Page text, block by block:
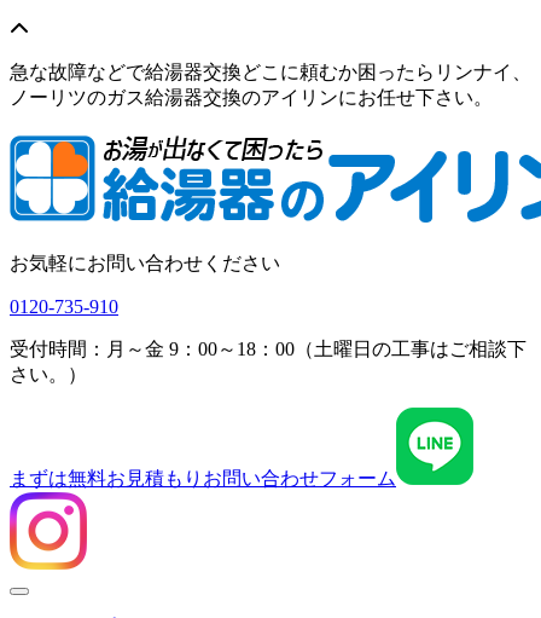
急な故障などで給湯器交換どこに頼むか困ったらリンナイ、
ノーリツのガス給湯器交換のアイリンにお任せ下さい。
お気軽にお問い合わせください
0120-735-910
受付時間：月～金 9：00～18：00（土曜日の工事はご相談下
さい。）
まずは無料お見積もり お問い合わせフォーム
Menu